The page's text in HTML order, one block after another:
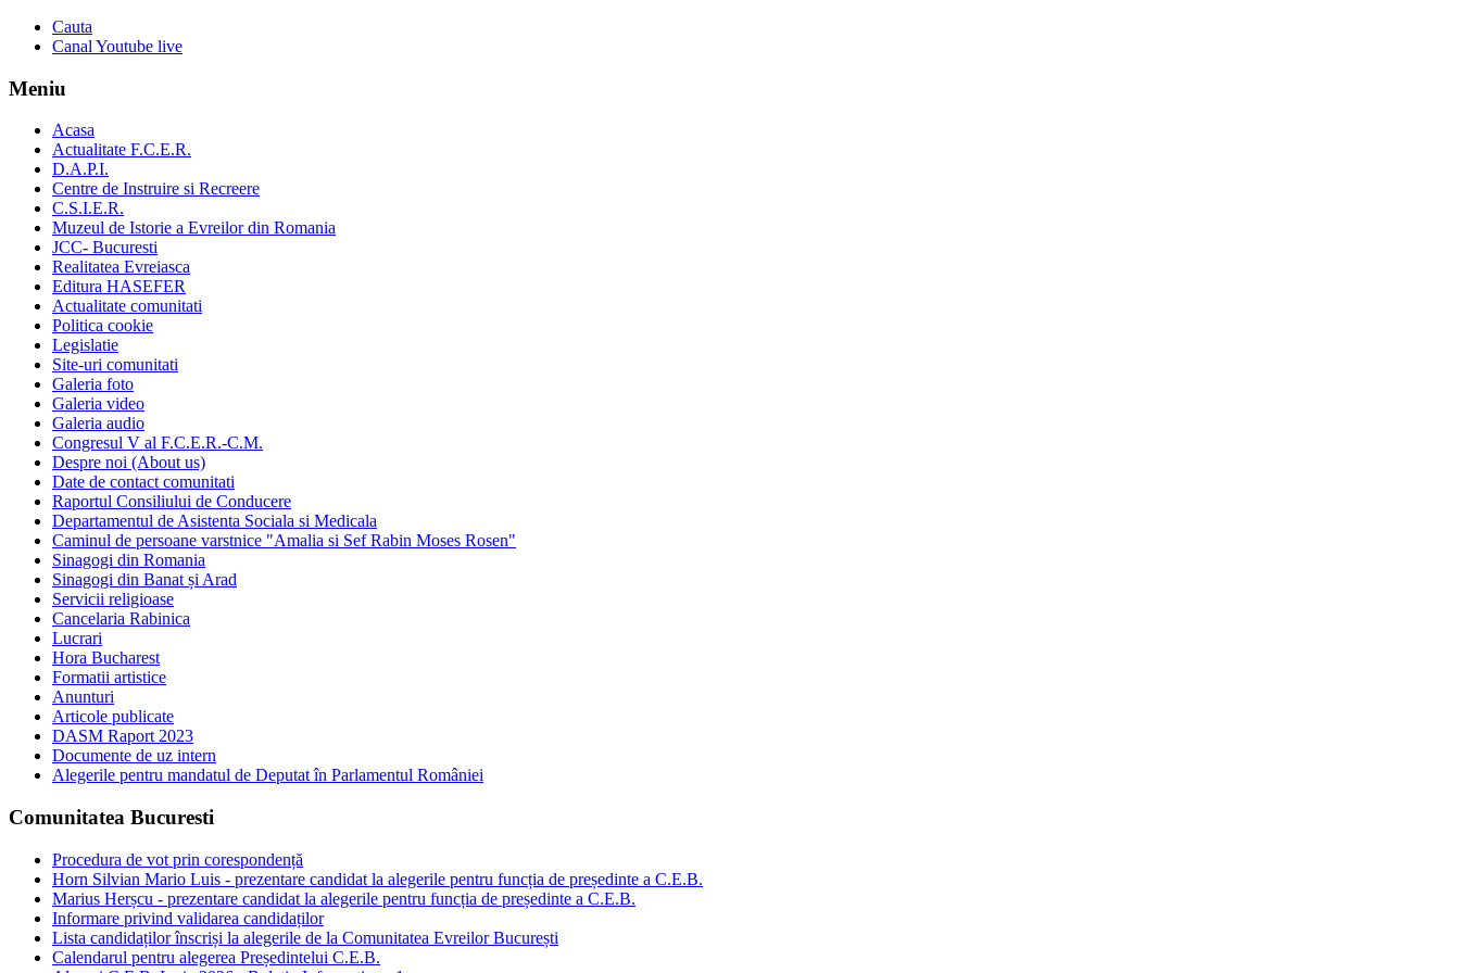
Cauta
Canal Youtube live
Meniu
Acasa
Actualitate F.C.E.R.
D.A.P.I.
Centre de Instruire si Recreere
C.S.I.E.R.
Muzeul de Istorie a Evreilor din Romania
JCC- Bucuresti
Realitatea Evreiasca
Editura HASEFER
Actualitate comunitati
Politica cookie
Legislatie
Site-uri comunitati
Galeria foto
Galeria video
Galeria audio
Congresul V al F.C.E.R.-C.M.
Despre noi (About us)
Date de contact comunitati
Raportul Consiliului de Conducere
Departamentul de Asistenta Sociala si Medicala
Caminul de persoane varstnice "Amalia si Sef Rabin Moses Rosen"
Sinagogi din Romania
Sinagogi din Banat și Arad
Servicii religioase
Cancelaria Rabinica
Lucrari
Hora Bucharest
Formatii artistice
Anunturi
Articole publicate
DASM Raport 2023
Documente de uz intern
Alegerile pentru mandatul de Deputat în Parlamentul României
Comunitatea Bucuresti
Procedura de vot prin corespondență
Horn Silvian Mario Luis - prezentare candidat la alegerile pentru funcția de președinte a C.E.B.
Marius Herșcu - prezentare candidat la alegerile pentru funcția de președinte a C.E.B.
Informare privind validarea candidaților
Lista candidaților înscriși la alegerile de la Comunitatea Evreilor București
Calendarul pentru alegerea Președintelui C.E.B.